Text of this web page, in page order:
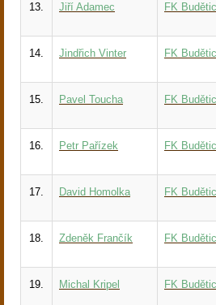
13. Jiří Adamec FK
14. Jindřich Vinter FK
15. Pavel Toucha FK
16. Petr Pařízek FK
17. David Homolka FK
18. Zdeněk Frančík FK
19. Michal Kripel FK